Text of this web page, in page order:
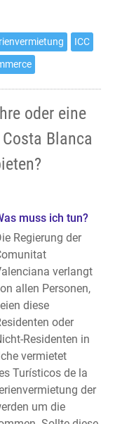
ICC
oder eine
Blanca
muss ich tun?
Regierung der
verlangt
allen Personen,
diese
oder
Residenten in
vermietet
Turísticos de la
der
um die